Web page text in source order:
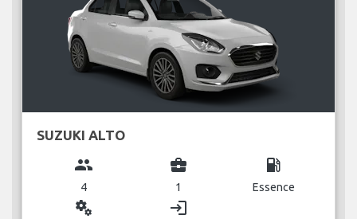
SUZUKI ALTO
group
4
business_center
1
local_gas_station
Essence
miscellaneous_services login